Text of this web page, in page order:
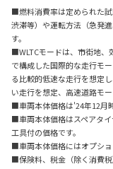
■燃料消費率は定められた試
渋滞等）や運転方法（急発
す。
■WLTCモードは、市街地、
で構成した国際的な走行モ
る比較的低速な走行を想定
い走行を想定、高速道路モ
■車両本体価格は'24年12月
■車両本体価格はスペアタ
工具付の価格です。
■車両本体価格にはオプショ
■保険料、税金（除く消費税